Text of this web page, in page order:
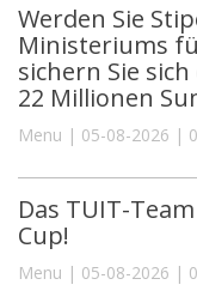
Werden Sie
Ministeriums
sichern Sie
22 Millionen
Menu | 05-08-2026 |
Das TUIT-
Cup!
Menu | 05-08-2026 |